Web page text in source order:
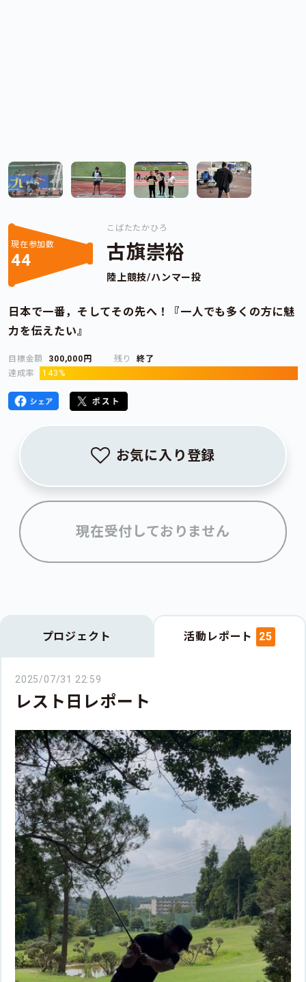
現在参加数
44
こばたたかひろ
古旗崇裕
陸上競技/ハンマー投
日本で一番，そしてその先へ！『一人でも多くの方に魅
力を伝えたい』
目標金額 300,000円 残り
終了
達成率
143%
お気に入り登録
現在受付しておりません
プロジェクト 活動レポート 25
2025/07/31 22:59
レスト日レポート